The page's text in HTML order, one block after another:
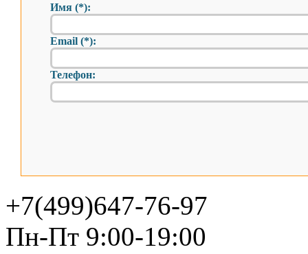
Имя (*):
Email (*):
Телефон:
+7(499)647-76-97
Пн-Пт 9:00-19:00